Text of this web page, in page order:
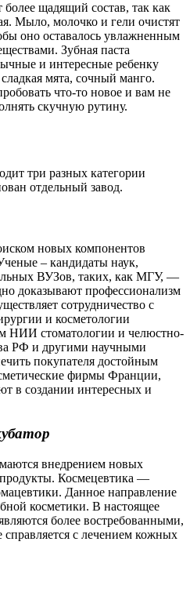
щадящий состав, так как
Мыло, молочко и гели очистят
оно оставалось увлажненным
Зубная паста
и интересные ребенку
мята, сочный манго.
что-то новое и вам не
скучную рутину.
три разных категории
отдельный завод.
новых компонентов
– кандидаты наук,
ВУЗов, таких, как МГУ, —
доказывают профессионализм
сотрудничество с
и косметологии
НИИ стоматологии и челюстно-
РФ и другими научными
покупателя достойным
фирмы Франции,
в создании интересных и
внедрением новых
продукты. Космецевтика —
Данное направление
косметики. В настоящее
более востребованными,
справляется с лечением кожных